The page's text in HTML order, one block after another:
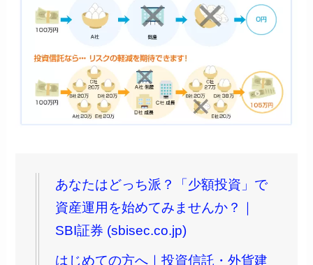
あなたはどっち派？「少額投資」で
資産運用を始めてみませんか？｜
SBI証券 (sbisec.co.jp)
はじめての方へ｜投資信託・外貨建